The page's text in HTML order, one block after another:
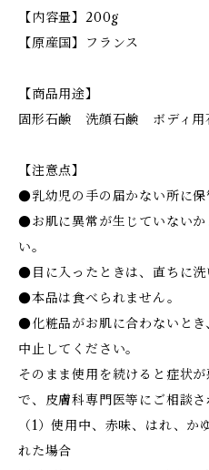
【内容量】200g
【原産国】フランス
【商品用途】
固形石鹸 洗顔石鹸 ボディ用
【注意点】
●乳幼児の手の届かない所に保
●お肌に異常が生じていないか
い。
●目に入ったときは、直ちに洗
●本品は食べられません。
●化粧品がお肌に合わないと
中止してください。
そのまま使用を続けると症状
で、皮膚科専門医等にご相談さ
（1）使用中、赤味、はれ、
れた場合